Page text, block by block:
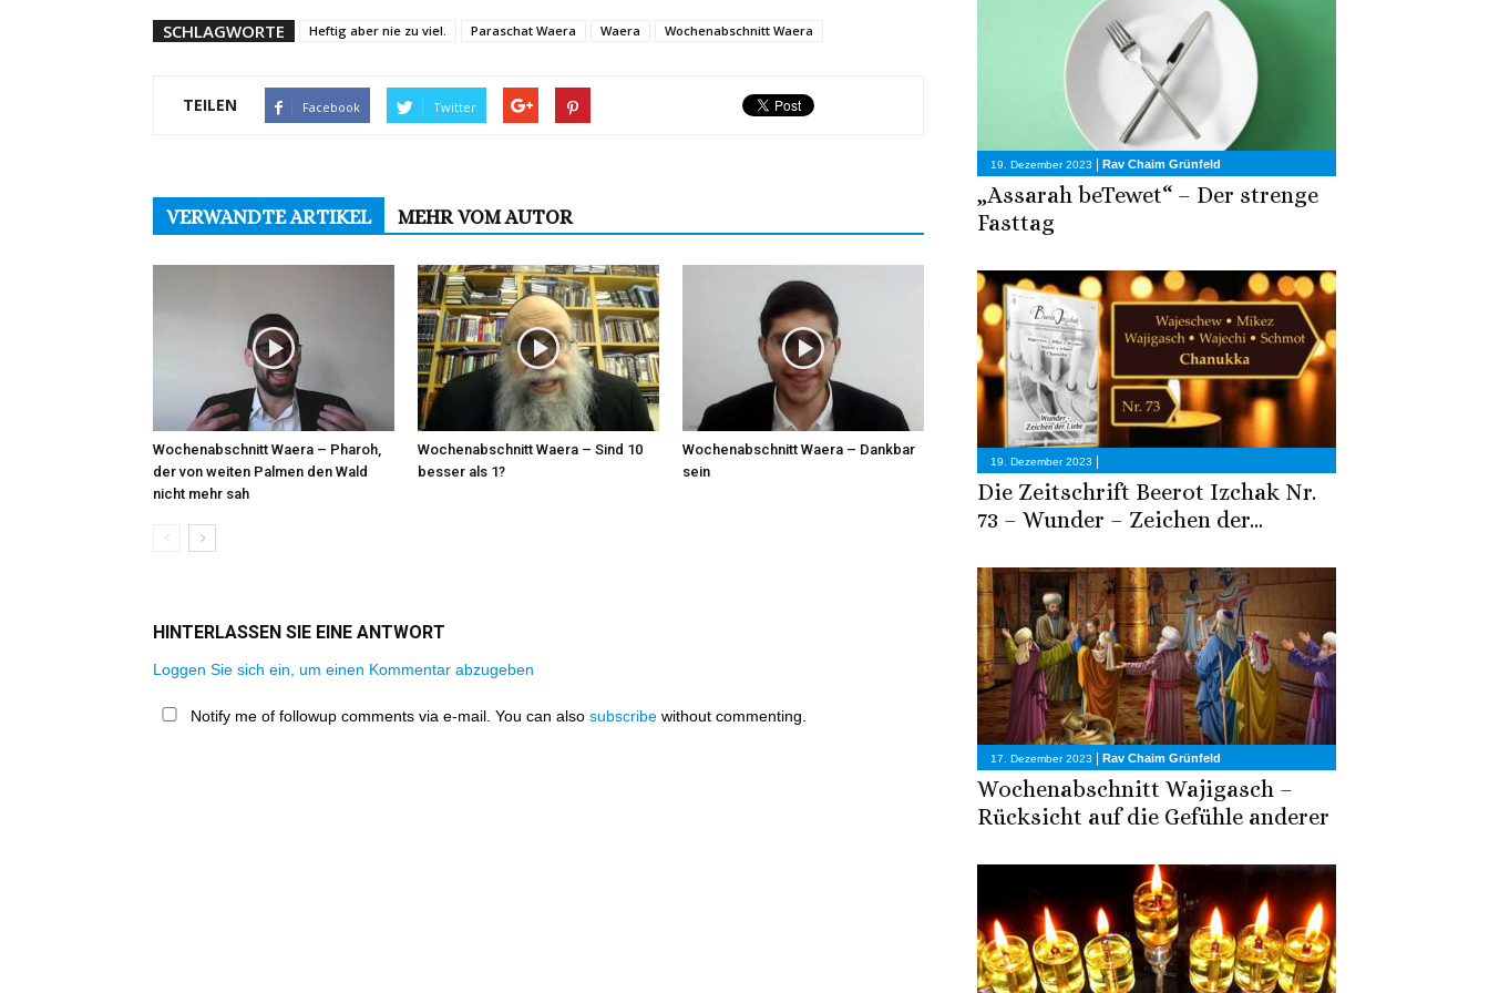
SCHLAGWORTE Heftig aber nie zu viel. Paraschat Waera Waera Wochenabschnitt Waera
TEILEN Facebook Twitter
VERWANDTE ARTIKEL MEHR VOM AUTOR
Wochenabschnitt Waera – Pharoh,
der von weiten Palmen den Wald
nicht mehr sah
Wochenabschnitt Waera – Sind 10
besser als 1?
Wochenabschnitt Waera – Dankbar
sein
HINTERLASSEN SIE EINE ANTWORT
Loggen Sie sich ein, um einen Kommentar abzugeben
Notify me of followup comments via e-mail. You can also subscribe without commenting.
19. Dezember 2023 | Rav Chaim Grünfeld
„Assarah beTewet“ – Der strenge
Fasttag
19. Dezember 2023 |
Die Zeitschrift Beerot Izchak Nr.
73 – Wunder – Zeichen der...
17. Dezember 2023 | Rav Chaim Grünfeld
Wochenabschnitt Wajigasch –
Rücksicht auf die Gefühle anderer